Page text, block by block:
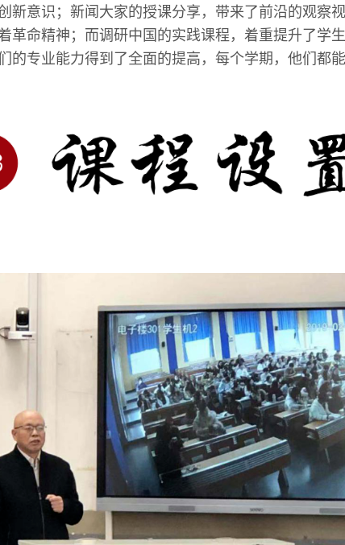
新意识；新闻大家的授课分享，带来了前沿的观察
革命精神；而调研中国的实践课程，着重提升了学
的专业能力得到了全面的提高，每个学期，他们都